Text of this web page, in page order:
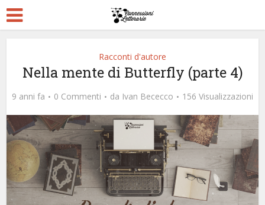
Racconti d'autore
Nella mente di Butterfly (parte 4)
9 anni fa 0 Commenti da Ivan Bececco 156 Visualizzazioni